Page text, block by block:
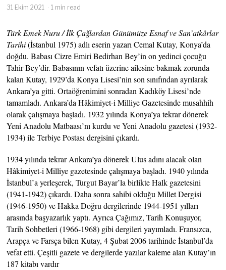
31 Ekim 2021 1 min read
Türk Emek Nuru / İlk Çağlardan Günümüze Esnaf ve San’atkârlar
Tarihi(İstanbul 1975) adlı eserin yazarı Cemal Kutay, Konya’da
doğdu. Babası Cizre Emiri Bedirhan Bey’in on yedinci çocuğu
Tahir Bey’dir. Babasının vefatı üzerine ailesine bakmak zorunda
kalan Kutay, 1929’da Konya Lisesi’nin son sınıfından ayrılarak
Ankara’ya gitti. Ortaöğrenimini sonradan Kadıköy Lisesi’nde
tamamladı. Ankara’da Hâkimiyet-i Milliye Gazetesinde musahhih
olarak çalışmaya başladı. 1932 yılında Konya’ya tekrar dönerek
Yeni Anadolu Matbaası’nı kurdu ve Yeni Anadolu gazetesi (1932-
1934) ile Terbiye Postası dergisini çıkardı.
1934 yılında tekrar Ankara’ya dönerek Ulus adını alacak olan
Hâkimiyet-i Milliye gazetesinde çalışmaya başladı. 1940 yılında
İstanbul’a yerleşerek, Turgut Bayar’la birlikte Halk gazetesini
(1941-1942) çıkardı. Daha sonra sahibi olduğu Millet Dergisi
(1946-1950) ve Hakka Doğru dergilerinde 1944-1951 yılları
arasında başyazarlık yaptı. Ayrıca Çağımız, Tarih Konuşuyor,
Tarih Sohbetleri (1966-1968) gibi dergileri yayımladı. Fransızca,
Arapça ve Farsça bilen Kutay, 4 Şubat 2006 tarihinde İstanbul’da
vefat etti. Çeşitli gazete ve dergilerde yazılar kaleme alan Kutay’ın
187 kitabı vardır